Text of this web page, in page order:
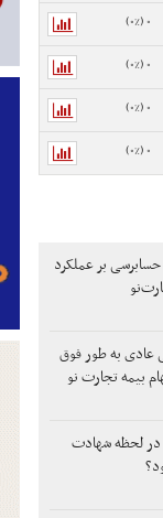
0 (0%)
0 (0%)
0 (0%)
0 (0%)
حسابرسی بر عملکرد
عادی به طور فوق
بیمه تجارت نو
در لحظه شهادت